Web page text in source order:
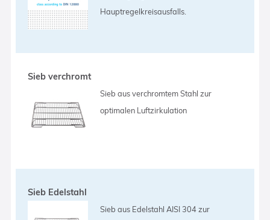
Hauptregelkreisausfalls.
Sieb verchromt
Sieb aus verchromtem Stahl zur
optimalen Luftzirkulation
Sieb Edelstahl
Sieb aus Edelstahl AISI 304 zur